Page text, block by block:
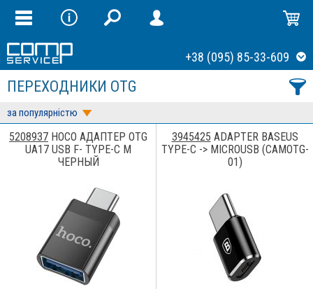
+38 (095) 85-33-609
ПЕРЕХОДНИКИ OTG
за популярністю
5208937 HOCO АДАПТЕР OTG
UA17 USB F- TYPE-C M
ЧЕРНЫЙ
3945425 ADAPTER BASEUS
TYPE-C -> MICROUSB (CAMOTG-
01)